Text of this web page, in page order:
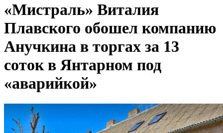
«Мистраль» Виталия
Плавского обошел компанию
Анучкина в торгах за 13
соток в Янтарном под
«аварийкой»